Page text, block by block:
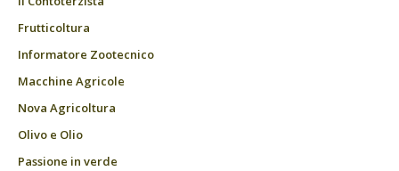
Frutticoltura
Informatore Zootecnico
Macchine Agricole
Nova Agricoltura
Olivo e Olio
Passione in verde